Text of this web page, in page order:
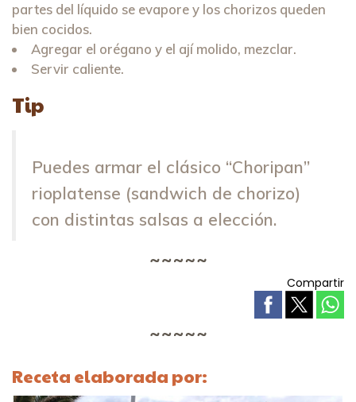
partes del líquido se evapore y los chorizos queden
bien cocidos.
Agregar el orégano y el ají molido, mezclar.
Servir caliente.
Tip
Puedes armar el clásico “Choripan”
rioplatense (sandwich de chorizo)
con distintas salsas a elección.
Compartir
Receta elaborada por: